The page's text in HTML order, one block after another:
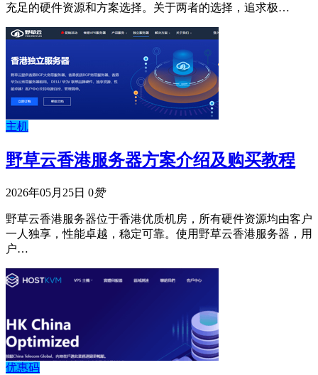
充足的硬件资源和方案选择。关于两者的选择，追求极…
主机
野草云香港服务器方案介绍及购买教程
2026年05月25日 0赞
野草云香港服务器位于香港优质机房，所有硬件资源均由客户
一人独享，性能卓越，稳定可靠。使用野草云香港服务器，用
户…
优惠码